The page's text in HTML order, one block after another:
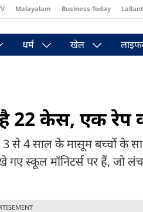
Malayalam Business Today
धर्म खेल
22 केस, एक रेप
3 से 4 साल के मासूम बच्चों के
गए स्कूल मॉनिटर्स पर हैं, जो